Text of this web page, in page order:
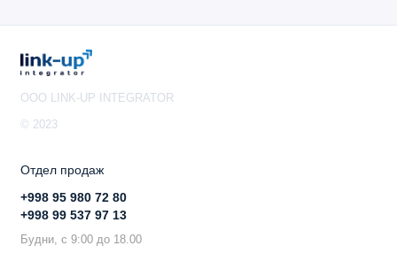
Микрофон:Встроенный
Операционная система:
OOO LINK-UP INTEGRATOR
© 2023
Отдел продаж
+998 95 980 72 80
+998 99 537 97 13
Будни, с 9:00 до 18.00